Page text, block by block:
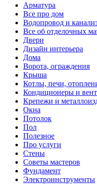
Арматура
Все про дом
Водопровод и
Все об отделочных
Двери
Дизайн интерьера
Дома
Ворота, ограждения
Крыша
Котлы, печи,
Кондиционеры и
Крепежи и
Окна
Потолок
Пол
Полезное
Про услуги
Стены
Советы мастеров
Фундамент
Электроинструменты